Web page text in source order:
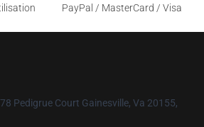
PayPal / MasterCard / Visa
Pedigrue Court Gainesville, Va 20155,